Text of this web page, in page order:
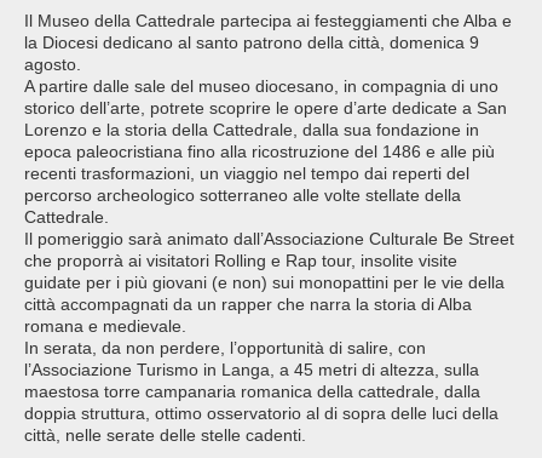
CONTACTS
PRESS
Il Museo della Cattedrale partecipa ai festeggiamenti che Alba e
la Diocesi dedicano al santo patrono della città, domenica 9
agosto.
A partire dalle sale del museo diocesano, in compagnia di uno
storico dell’arte, potrete scoprire le opere d’arte dedicate a San
Lorenzo e la storia della Cattedrale, dalla sua fondazione in
epoca paleocristiana fino alla ricostruzione del 1486 e alle più
recenti trasformazioni, un viaggio nel tempo dai reperti del
percorso archeologico sotterraneo alle volte stellate della
Cattedrale.
Il pomeriggio sarà animato dall’Associazione Culturale Be Street
che proporrà ai visitatori Rolling e Rap tour, insolite visite
guidate per i più giovani (e non) sui monopattini per le vie della
città accompagnati da un rapper che narra la storia di Alba
romana e medievale.
In serata, da non perdere, l’opportunità di salire, con
l’Associazione Turismo in Langa, a 45 metri di altezza, sulla
maestosa torre campanaria romanica della cattedrale, dalla
doppia struttura, ottimo osservatorio al di sopra delle luci della
città, nelle serate delle stelle cadenti.